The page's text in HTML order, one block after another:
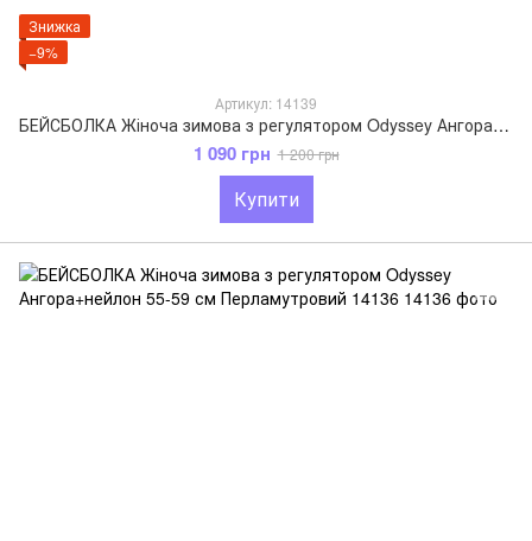
Знижка
−9%
Артикул: 14139
БЕЙСБОЛКА Жіноча зимова з регулятором Odyssey Ангора+нейлон 55-59 см Бежевий 14139
1 090 грн 1 200 грн
Купити